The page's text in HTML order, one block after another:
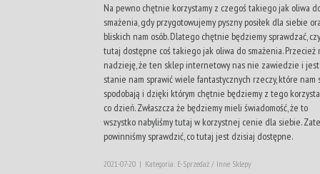
Na pewno chętnie korzystamy z czegoś takiego jak oliwa
smażenia, gdy przygotowujemy pyszny posiłek dla siebie
bliskich nam osób. Dlatego chętnie będziemy sprawdzać,
tutaj dostępne coś takiego jak oliwa do smażenia. Przecież
nadzieję, że ten sklep internetowy nas nie zawiedzie i
stanie nam sprawić wiele fantastycznych rzeczy, które nam
spodobają i dzięki którym chętnie będziemy z tego
co dzień. Zwłaszcza że będziemy mieli świadomość, że to
wszystko nabyliśmy tutaj w korzystnej cenie dla siebie.
powinniśmy sprawdzić, co tutaj jest dzisiaj dostępne.
2021-07-20 | Kategoria: E-Sprzedaż / Inne Sklepy